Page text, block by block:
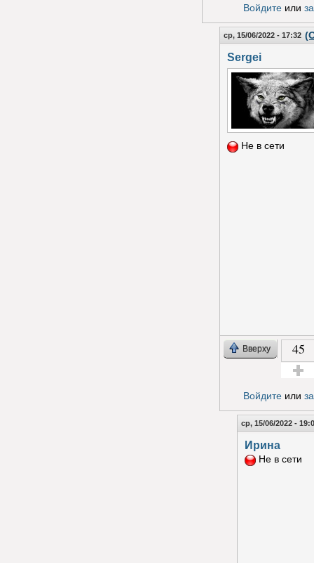
Войдитеили
ср, 15/06/2022 - 17:32
Sergei
Не в сети
Вверху 45
Войдитеили
ср, 15/06/2022 -
Ирина
Не в сети